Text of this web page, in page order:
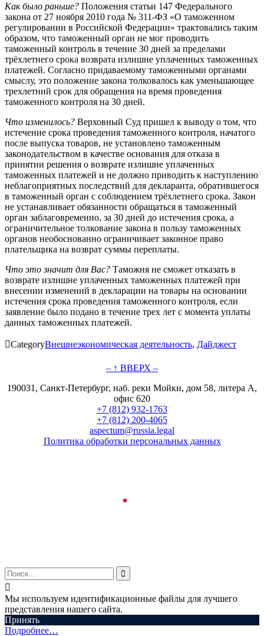
Как было раньше? Положения статьи 147 Федерального
закона от 27 ноября 2010 года № 311-ФЗ «О таможенном
регулировании в Российской Федерации» трактовались таким
образом, что таможенный орган не мог проводить
таможенный контроль в течение 30 дней за пределами
трёхлетнего срока возврата излишне уплаченных таможенных
платежей. Согласно придаваемому таможенными органами
смыслу, это положение закона толковалось как уменьшающее
трехлетний срок для обращения на время проведения
таможенного контроля на 30 дней.
Что изменилось? Верховный Суд пришел к выводу о том, что
истечение срока проведения таможенного контроля, начатого
после выпуска товаров, не установлено таможенным
законодательством в качестве основания для отказа в
принятии решения о возврате излишне уплаченных
таможенных платежей и не должно приводить к наступлению
неблагоприятных последствий для декларанта, обратившегося
в таможенный орган с соблюдением трёхлетнего срока. Закон
не устанавливает обязанности обращаться в таможенный
орган заблаговременно, за 30 дней до истечения срока, а
ограничительное толкование закона в пользу таможенных
органов необоснованно ограничивает законное право
плательщика на возврат суммы переплаты.
Что это значит для Вас? Таможня не сможет отказать в
возврате излишне уплаченных таможенных платежей при
внесении изменений в декларации на товары на основании
истечения срока проведения таможенного контроля, если
заявление было подано в течение трех лет с момента уплаты
данных таможенных платежей.
CategoryВнешнеэкономическая деятельность, Дайджест
– ↑ ВВЕРХ –
190031, Санкт-Петербург, наб. реки Мойки, дом 58, литера А,
офис 620
+7 (812) 932-1763
+7 (812) 200-4065
aspectum@russia.legal
Политика обработки персональных данных


Мы используем идентификационные файлы для лучшего
представления нашего сайта.
Принять
Подробнее…